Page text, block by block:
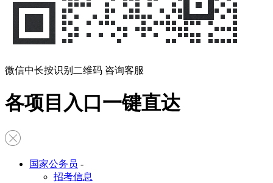
微信中长按识别二维码 咨询客服
各项目入口一键直达
国家公务员 -
招考信息